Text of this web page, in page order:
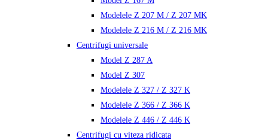
Modelele Z 207 M / Z 207 MK
Modelele Z 216 M / Z 216 MK
Centrifugi universale
Model Z 287 A
Model Z 307
Modelele Z 327 / Z 327 K
Modelele Z 366 / Z 366 K
Modelele Z 446 / Z 446 K
Centrifugi cu viteza ridicata